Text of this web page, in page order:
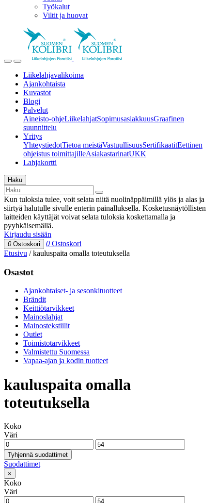
Työkalut
Viltit ja huovat
Liikelahjavalikoima
Ajankohtaista
Kuvastot
Blogi
Palvelut
Aineisto-ohjeLiikelahjatSopimusasiakkuusGraafinen
suunnittelu
Yritys
YhteystiedotTietoa meistäVastuullisuusSertifikaatitEettinen
ohjeistus toimittajilleAsiakastarinatUKK
Lahjakortti
Haku
Kun tuloksia tulee, voit selata niitä nuolinäppäimillä ylös ja alas ja
siirtyä halutulle sivulle enterin painalluksella. Kosketusnäytöllisten
laitteiden käyttäjät voivat selata tuloksia koskettamalla ja
pyyhkäisemällä.
Kirjaudu sisään
0 Ostoskori 0 Ostoskori
Etusivu /kauluspaita omalla toteutuksella
Osastot
Ajankohtaiset- ja sesonkituotteet
Brändit
Keittiötarvikkeet
Mainoslahjat
Mainostekstiilit
Outlet
Toimistotarvikkeet
Valmistettu Suomessa
Vapaa-ajan ja kodin tuotteet
kauluspaita omalla
toteutuksella
Koko
Väri
Tyhjennä suodattimet
Suodattimet
×
Koko
Väri